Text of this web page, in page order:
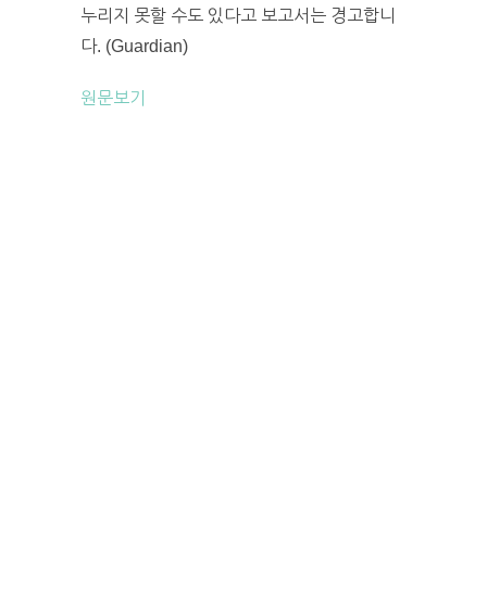
누리지 못할 수도 있다고 보고서는 경고합니
다. (Guardian)
원문보기